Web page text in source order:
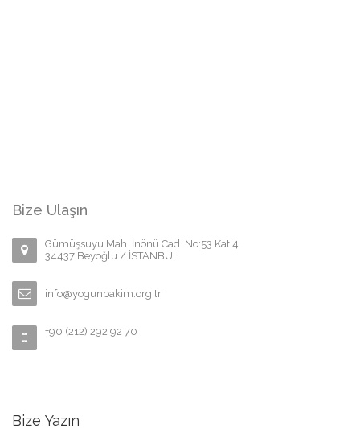
Bize Ulaşın
Gümüşsuyu Mah. İnönü Cad. No:53 Kat:4
34437 Beyoğlu / İSTANBUL
info@yogunbakim.org.tr
+90 (212) 292 92 70
Bize Yazın